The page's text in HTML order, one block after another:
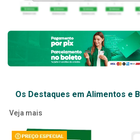
Os Destaques em Alimentos e
Veja mais